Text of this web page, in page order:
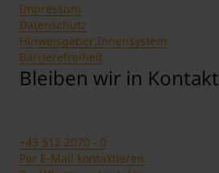
Impressum
Datenschutz
Hinweisgeber:Innensystem
Barrierefreiheit
Bleiben wir in Kontakt
+43 512 2070 - 0
Per E-Mail kontaktieren